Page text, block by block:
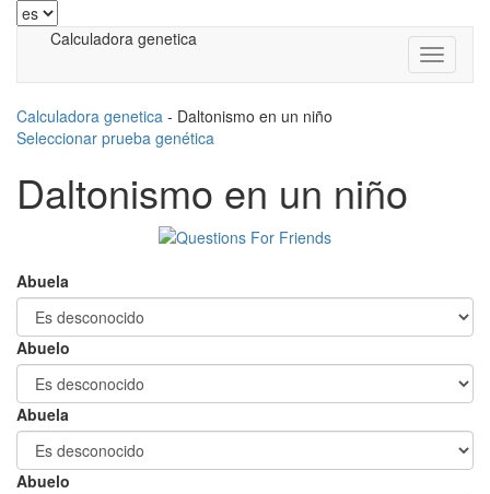
Calculadora genetica
Calculadora genetica - Daltonismo en un niño
Seleccionar prueba genética
Daltonismo en un niño
Abuela
Abuelo
Abuela
Abuelo